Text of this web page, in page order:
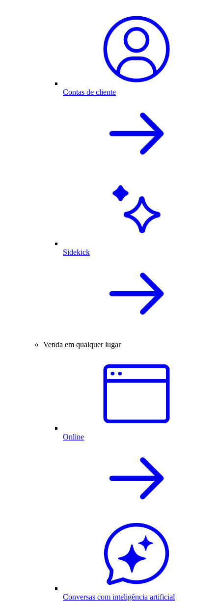
Contas de cliente
Sidekick
Venda em qualquer lugar
Online
Conversas com inteligência artificial